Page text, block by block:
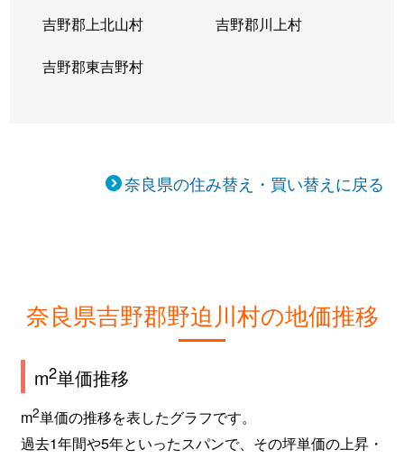
吉野郡上北山村 吉野郡川上村
吉野郡東吉野村
奈良県の住み替え・買い替えに戻る
奈良県吉野郡野迫川村の地価推移
m2単価推移
m2単価の推移を表したグラフです。
過去1年間や5年といったスパンで、その坪単価の上昇・